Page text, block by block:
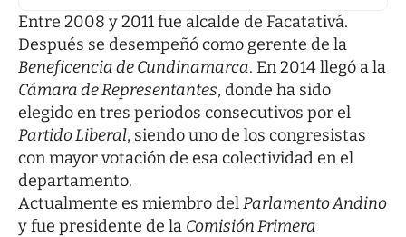
Entre 2008 y 2011 fue alcalde de Facatativá.
Después se desempeñó como gerente de la
Beneficencia de Cundinamarca. En 2014 llegó a la
Cámara de Representantes, donde ha sido
elegido en tres periodos consecutivos por el
Partido Liberal, siendo uno de los congresistas
con mayor votación de esa colectividad en el
departamento.
Actualmente es miembro delParlamento Andino
y fue presidente de la Comisión Primera